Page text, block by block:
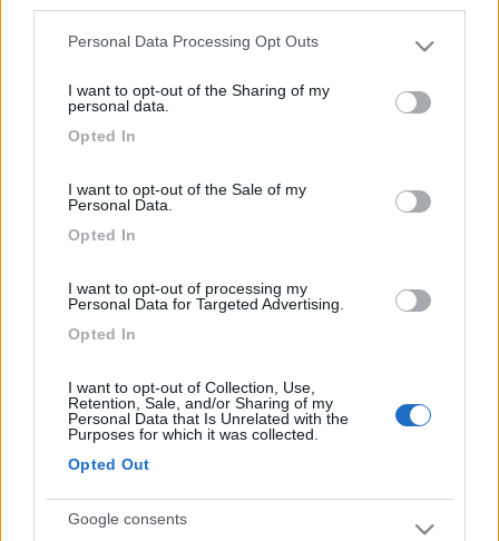
Please note that this website/app uses one or more Google
not limited to your visit or usage behaviour. You may click to
use your data for below specified purposes in below Google
Personal Data Processing Opt Outs
I want to opt-out of the Sharing of my
personal data.
Opted In
I want to opt-out of the Sale of my
Personal Data.
Opted In
I want to opt-out of processing my
Personal Data for Targeted Advertising.
Opted In
I want to opt-out of Collection, Use,
Retention, Sale, and/or Sharing of my
Personal Data that Is Unrelated with the
Purposes for which it was collected.
Opted Out
Google consents
Vauban , sul gran parcheggio . Troverà dicena di camper . Da
Briançon al Lautaret , bellissima strada poi strada di montagna
Annette
Marione
53
Grazie a tutti per i consigli, da quello che ho capito vale la pena
fare sia l'uno che l'altro: vuol dire che uno lo farò all'andata e
l'altro al ritorno.